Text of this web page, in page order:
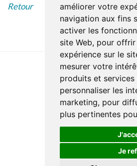
améliorer votre
navigation aux fins
activer les
site Web, pour offrir
expérience sur le
mesurer votre
produits et
personnaliser les
marketing, pour
plus pertinentes
Je
Retour
Dernière mise à jour : 27
Accessibilité
Documentation